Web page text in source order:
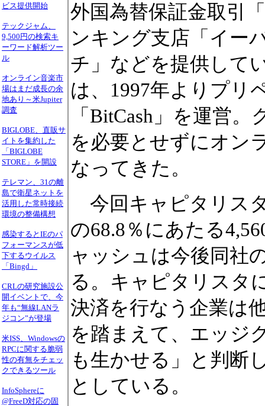
ビス提供開始
テックジャム、
9,500円の検索キ
ーワード解析ツー
ル
オンライン音楽市
場はまだ成長の余
地あり～米Jupiter
調査
BIGLOBE、直販サ
イトを集約した
「BIGLOBE
STORE」を開設
テレマン、31の離
島で衛星ネットを
活用した常時接続
環境の整備構想
感染するとIEのパ
フォーマンスが低
下するウイルス
「Bingd」
CRLの研究施設公
開イベントで、今
年も“無線LANラ
ジコン”が登場
米ISS、Windowsの
RPCに関する脆弱
性の有無をチェッ
クできるツール
InfoSphereに
@FreeD対応の固
外国為替保証金取引
ンキング支店「イー
チ」などを提供して
は、1997年よりプリ
「BitCash」を運営
を必要とせずにオン
なってきた。
今回キャピタリス
の68.8％にあたる
ャッシュは今後同社
る。キャピタリスタ
決済を行なう企業は
を踏まえて、エッジ
も生かせる」と判断
としている。